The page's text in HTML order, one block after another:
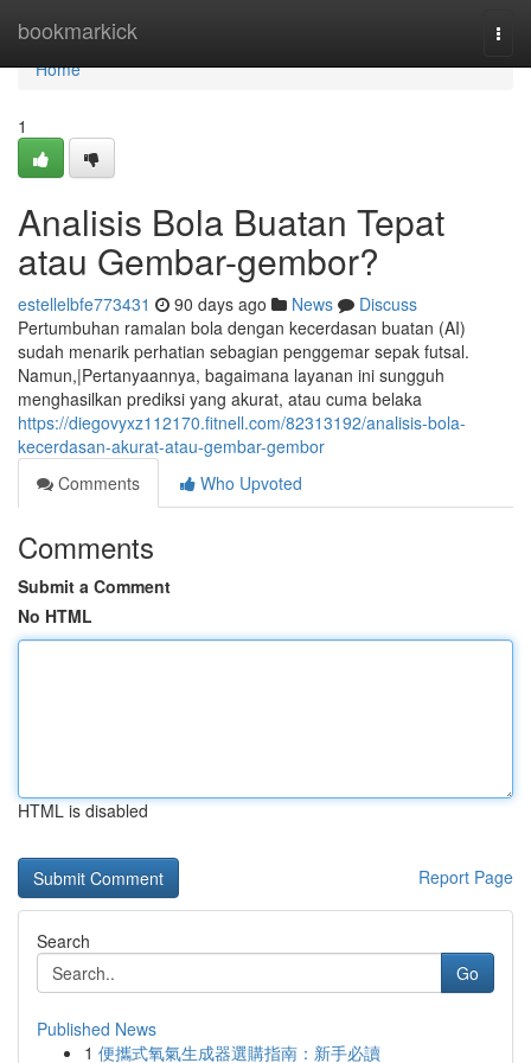
bookmarkick
Home
Home
1
Analisis Bola Buatan Tepat
atau Gembar-gembor?
estellelbfe773431 90 days ago News
Discuss
Pertumbuhan ramalan bola dengan kecerdasan buatan (AI)
sudah menarik perhatian sebagian penggemar sepak futsal.
Namun,|Pertanyaannya, bagaimana layanan ini sungguh
menghasilkan prediksi yang akurat, atau cuma belaka
https://diegovyxz112170.fitnell.com/82313192/analisis-bola-
kecerdasan-akurat-atau-gembar-gembor
Comments
Who Upvoted
Comments
Submit a Comment
No HTML
HTML is disabled
Report Page
Search
Go
Published News
1 便攜式氧氣生成器選購指南：新手必讀